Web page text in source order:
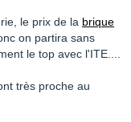
le prix de la brique
on partira sans
le top avec l'ITE....
très proche au